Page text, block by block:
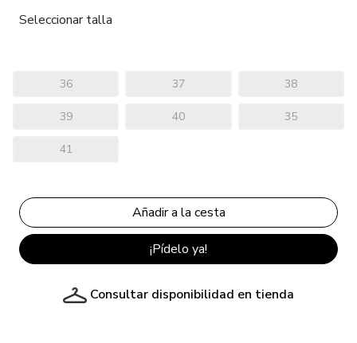
Seleccionar talla
36 37 38
39 40 35
41
¡Pídelo ya!
Consultar disponibilidad en tienda